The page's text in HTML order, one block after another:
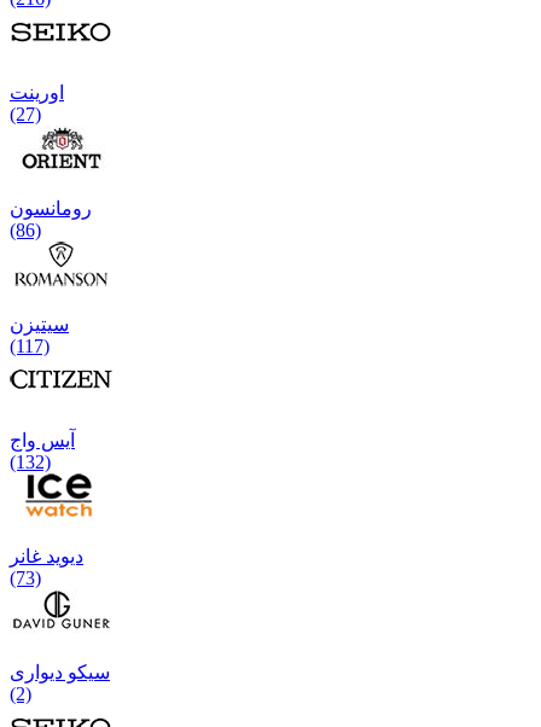
اورینت
(27)
رومانسون
(86)
سیتیزن
(117)
آیس واج
(132)
دیوید غانر
(73)
سیکو دیواری
(2)